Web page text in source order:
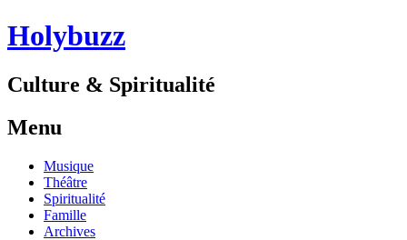
Holybuzz
Culture & Spiritualité
Menu
Aller
contenu
Musique
Théâtre
Spiritualité
Famille
Archives